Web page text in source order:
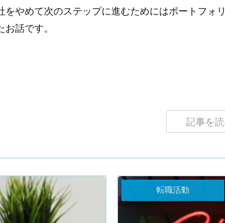
をやめて次のステップに進むためにはポートフォ
お話です。
記事を
転職活動